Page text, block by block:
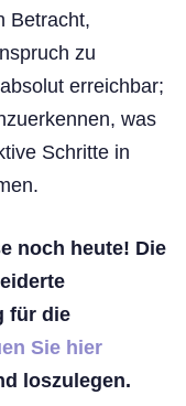
Betracht,
zu
erreichbar;
was
Schritte in
noch heute! Die
für die
Sie hier
loszulegen.